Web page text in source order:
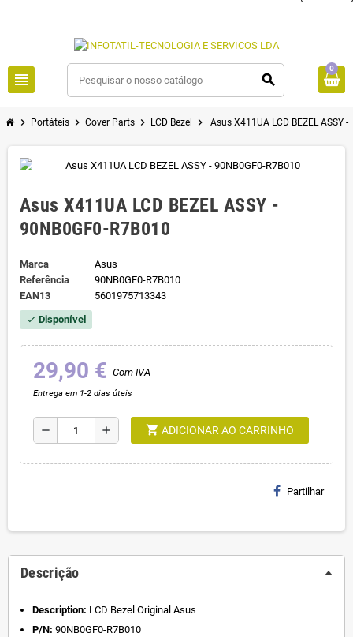
view_headline search
0
chevron_right Portáteis chevron_right Cover Parts chevron_right LCD Bezel chevron_right Asus X411UA LCD BEZEL ASSY
Asus X411UA LCD BEZEL ASSY -
90NB0GF0-R7B010
Marca
Asus
Referência
90NB0GF0-R7B010
EAN13
5601975713343
check Disponível
29,90 € Com IVA
Entrega em 1-2 dias úteis
remove add shopping_cart ADICIONAR AO CARRINHO
Partilhar
Descrição
Description: LCD Bezel Original Asus
P/N: 90NB0GF0-R7B010